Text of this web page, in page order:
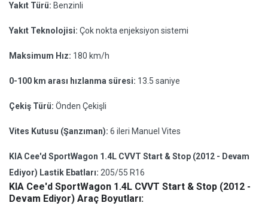
Yakıt Türü: Benzinli
Yakıt Teknolojisi: Çok nokta enjeksiyon sistemi
Maksimum Hız: 180 km/h
0-100 km arası hızlanma süresi: 13.5 saniye
Çekiş Türü: Önden Çekişli
Vites Kutusu (Şanzıman): 6 ileri Manuel Vites
KIA Cee'd SportWagon 1.4L CVVT Start & Stop (2012 - Devam
Ediyor) Lastik Ebatları: 205/55 R16
KIA Cee'd SportWagon 1.4L CVVT Start & Stop (2012 -
Devam Ediyor) Araç Boyutları: